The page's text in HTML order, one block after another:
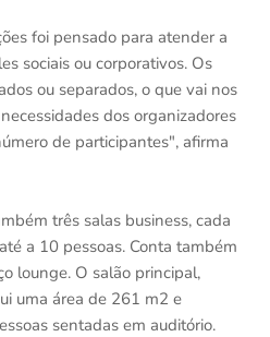
foi pensado para atender a
sociais ou corporativos. Os
ou separados, o que vai nos
dos organizadores
de participantes", afirma
três salas business, cada
a 10 pessoas. Conta também
lounge. O salão principal,
uma área de 261 m2 e
sentadas em auditório.